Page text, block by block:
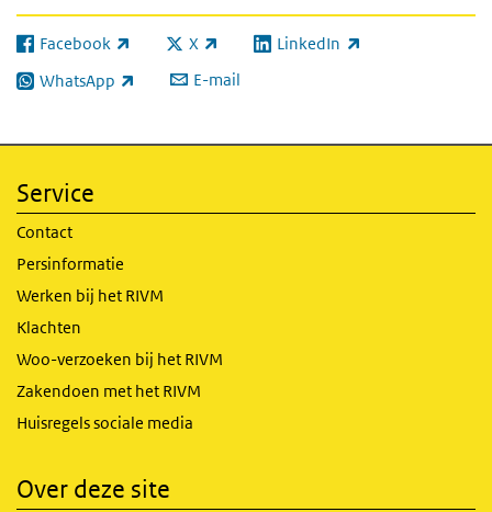
Facebook
(externe link) X
(externe link) LinkedIn
(externe link)
WhatsApp
(externe link) E-mail
Service
Contact
Persinformatie
Werken bij het RIVM
Klachten
Woo-verzoeken bij het RIVM
Zakendoen met het RIVM
Huisregels sociale media
Over deze site